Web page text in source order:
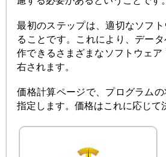
最初のステップは、適切なソフ
ることです。これにより、デー
作できるさまざまなソフトウェ
右されます。
価格計算ページで、プログラム
指定します。価格はこれに応じて